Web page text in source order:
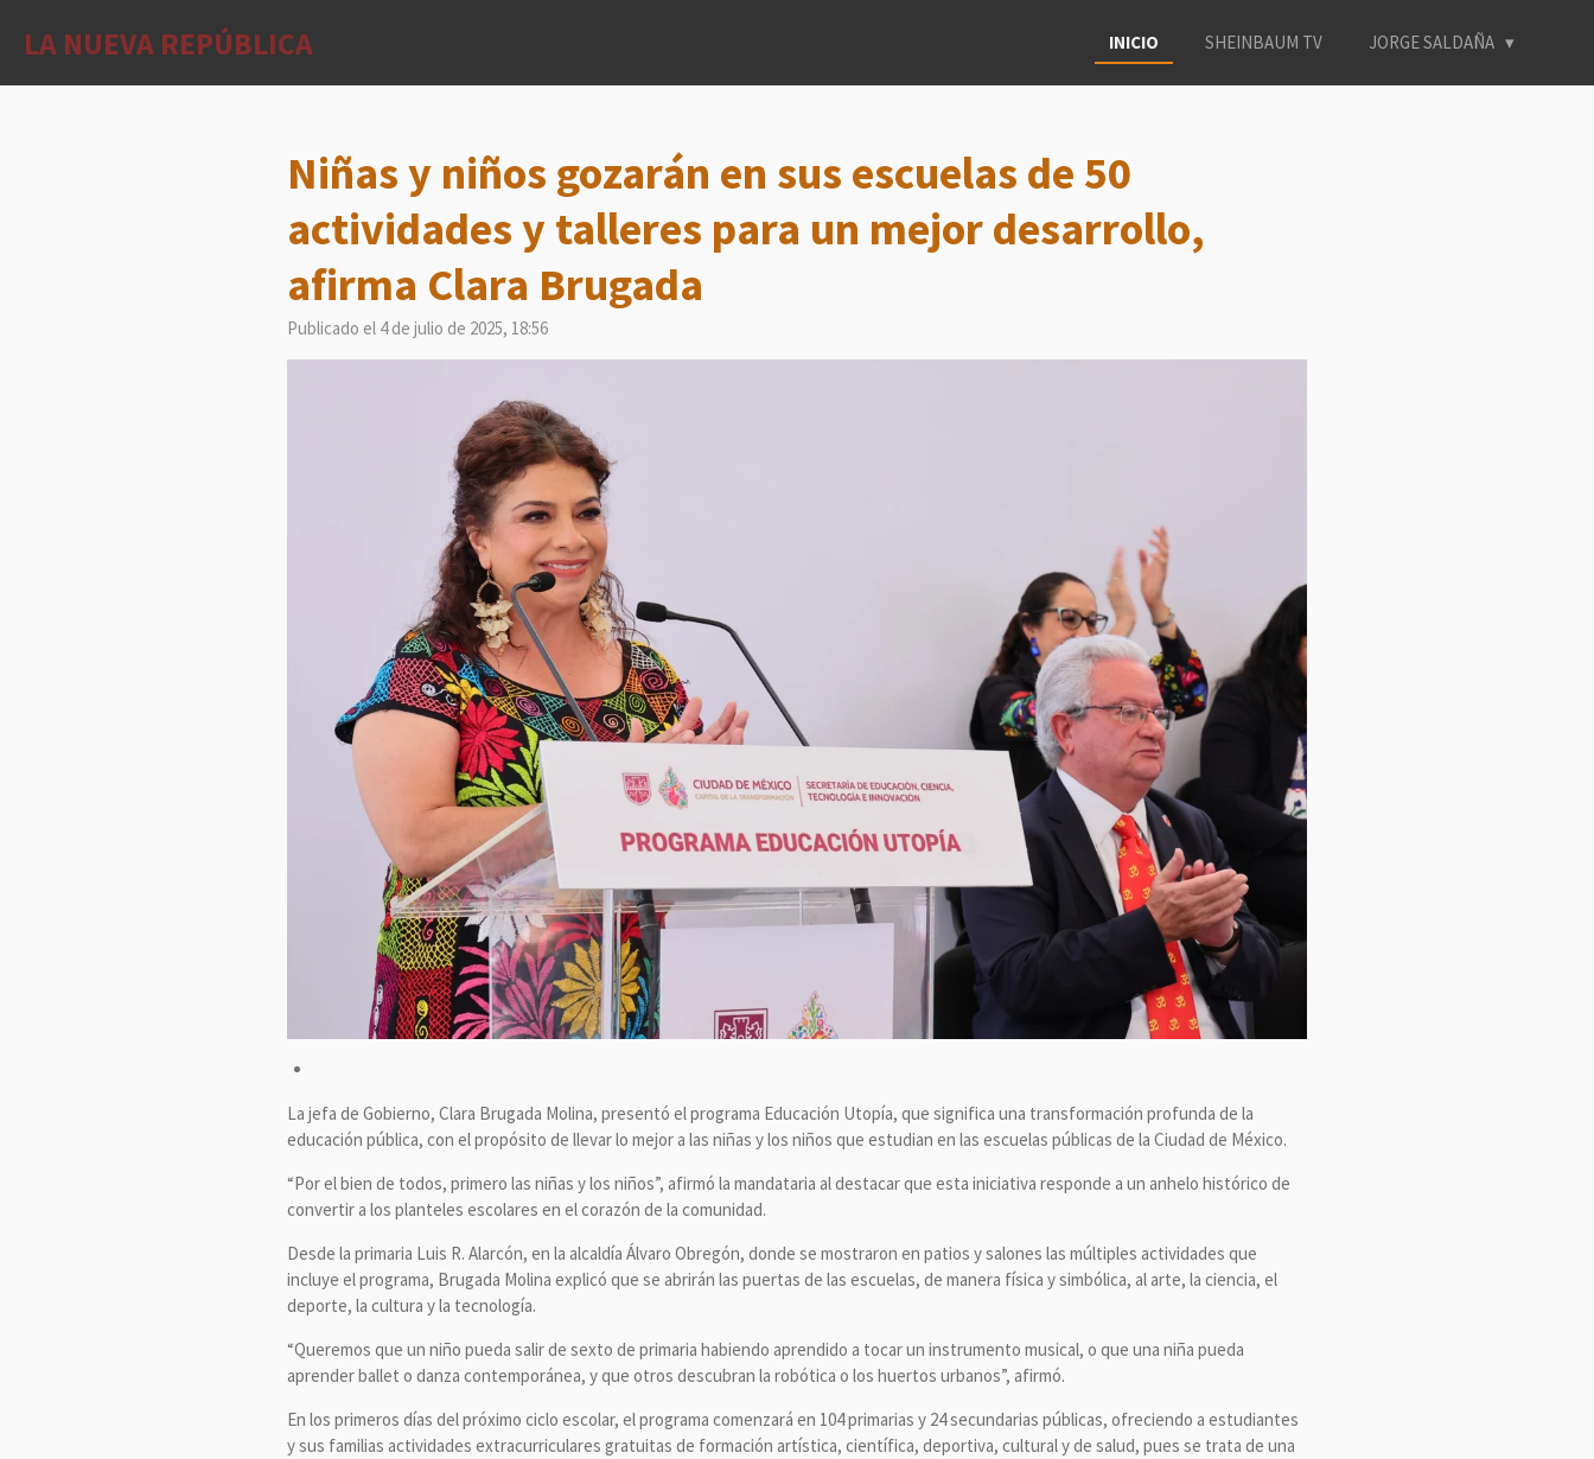
LA NUEVA REPÚBLICA INICIO SHEINBAUM TV JORGE SALDAÑA
Niñas y niños gozarán en sus escuelas de 50
actividades y talleres para un mejor desarrollo,
afirma Clara Brugada
Publicado el 4 de julio de 2025, 18:56
La jefa de Gobierno, Clara Brugada Molina, presentó el programa Educación Utopía, que significa una transformación profunda de la
educación pública, con el propósito de llevar lo mejor a las niñas y los niños que estudian en las escuelas públicas de la Ciudad de México.
“Por el bien de todos, primero las niñas y los niños”, afirmó la mandataria al destacar que esta iniciativa responde a un anhelo histórico de
convertir a los planteles escolares en el corazón de la comunidad.
Desde la primaria Luis R. Alarcón, en la alcaldía Álvaro Obregón, donde se mostraron en patios y salones las múltiples actividades que
incluye el programa, Brugada Molina explicó que se abrirán las puertas de las escuelas, de manera física y simbólica, al arte, la ciencia, el
deporte, la cultura y la tecnología.
“Queremos que un niño pueda salir de sexto de primaria habiendo aprendido a tocar un instrumento musical, o que una niña pueda
aprender ballet o danza contemporánea, y que otros descubran la robótica o los huertos urbanos”, afirmó.
En los primeros días del próximo ciclo escolar, el programa comenzará en 104 primarias y 24 secundarias públicas, ofreciendo a estudiantes
y sus familias actividades extracurriculares gratuitas de formación artística, científica, deportiva, cultural y de salud, pues se trata de una